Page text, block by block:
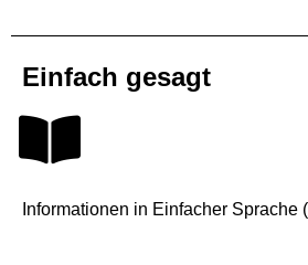
Einfach gesagt
Informationen in Einfacher Sprache